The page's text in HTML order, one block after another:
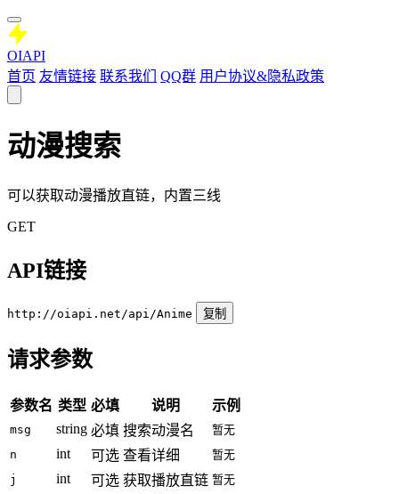
OIAPI
首页 友情链接 联系我们 QQ群 用户协议&隐私政策
动漫搜索
可以获取动漫播放直链，内置三线
GET
API链接
http://oiapi.net/api/Anime 复制
请求参数
参数名 类型 必填 说明 示例
msg string 必填 搜索动漫名
暂无
n
int 可选 查看详细
暂无
j
int 可选 获取播放直链 暂无